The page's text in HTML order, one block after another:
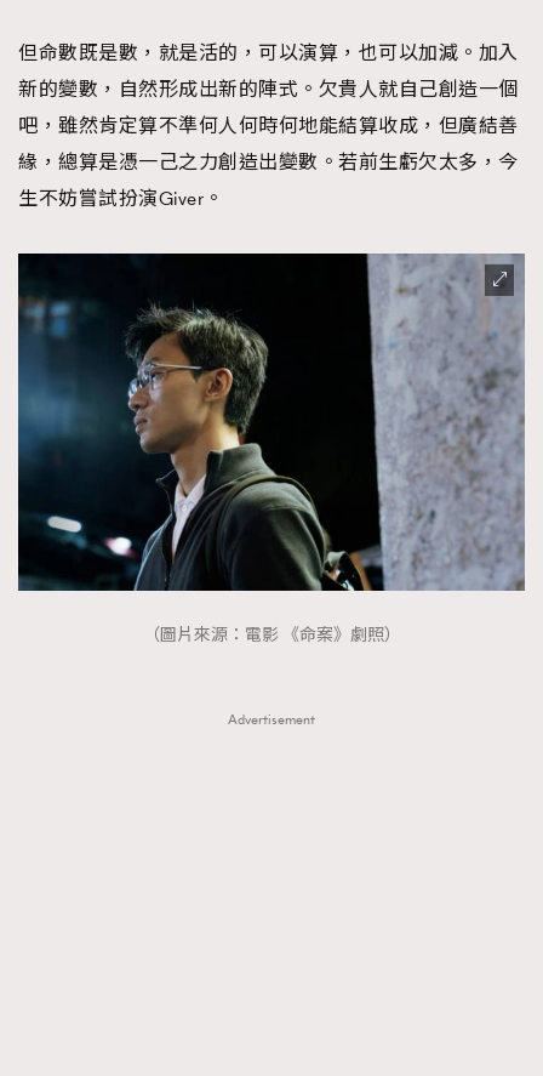
但命數既是數，就是活的，可以演算，也可以加減。加入
新的變數，自然形成出新的陣式。欠貴人就自己創造一個
吧，雖然肯定算不準何人何時何地能結算收成，但廣結善
緣，總算是憑一己之力創造出變數。若前生虧欠太多，今
生不妨嘗試扮演Giver。
（圖片來源：電影 《命案》劇照）
Advertisement